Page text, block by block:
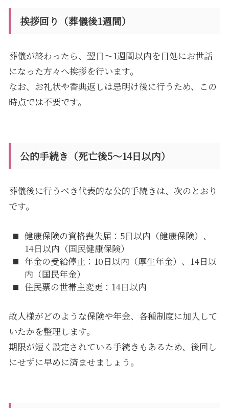
挨拶回り（葬儀後1週間）
葬儀が終わったら、翌日〜1週間以内を目処にお世話
になった方々へ挨拶を行います。
なお、お礼状や香典返しは忌明け後に行うため、この
時点では不要です。
公的手続き（死亡後5〜14日以内）
葬儀後に行うべき代表的な公的手続きは、次のとおり
です。
健康保険の資格喪失届：5日以内（健康保険）、
14日以内（国民健康保険）
年金の受給停止：10日以内（厚生年金）、14日以
内（国民年金）
住民票の世帯主変更：14日以内
故人様がどのような保険や年金、各種制度に加入して
いたかを整理します。
期限が短く設定されている手続きもあるため、後回し
にせずに早めに済ませましょう。